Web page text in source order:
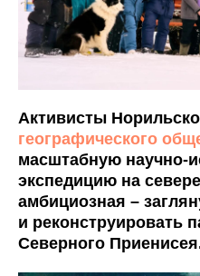
Активисты
географического
масштабную научно-
экспедицию на
амбициозная –
и реконструировать
Северного